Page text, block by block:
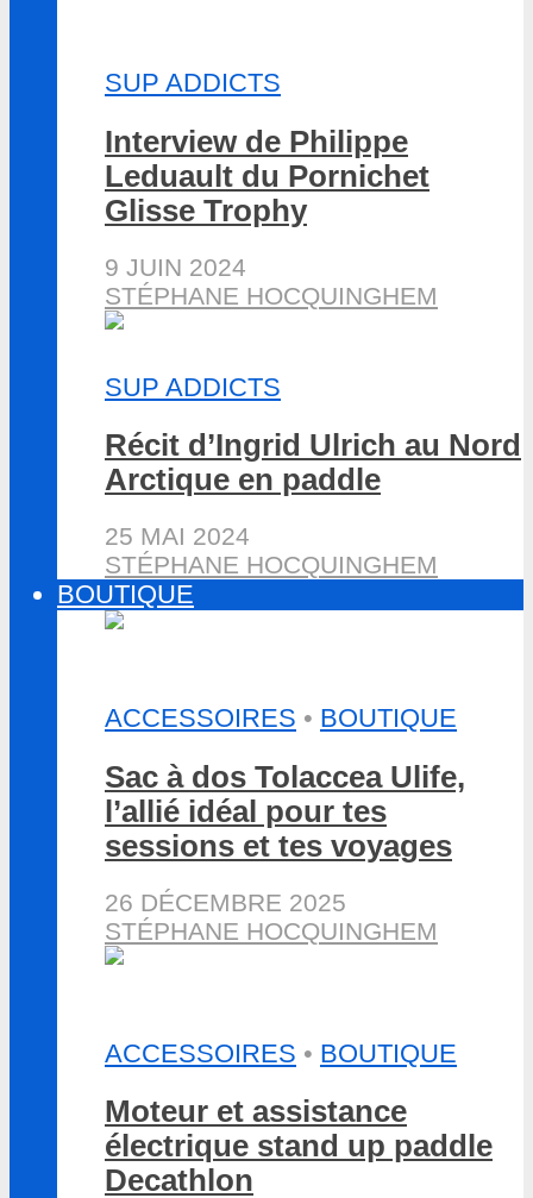
SUP ADDICTS
Interview de Philippe
Leduault du Pornichet
Glisse Trophy
9 JUIN 2024
STÉPHANE HOCQUINGHEM
SUP ADDICTS
Récit d’Ingrid Ulrich au Nord
Arctique en paddle
25 MAI 2024
STÉPHANE HOCQUINGHEM
BOUTIQUE
ACCESSOIRES • BOUTIQUE
Sac à dos Tolaccea Ulife,
l’allié idéal pour tes
sessions et tes voyages
26 DÉCEMBRE 2025
STÉPHANE HOCQUINGHEM
ACCESSOIRES • BOUTIQUE
Moteur et assistance
électrique stand up paddle
Decathlon